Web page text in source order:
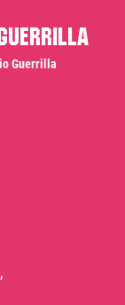
Guerrilla
Guerrilla